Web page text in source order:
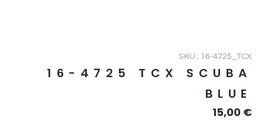
SKU : 16-4725_TCX
16-4725 TCX SCUBA
BLUE
15,00 €